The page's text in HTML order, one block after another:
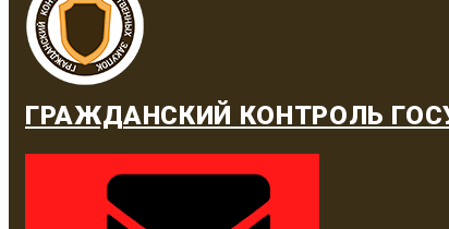
ГРАЖДАНСКИЙ КОНТРОЛЬ